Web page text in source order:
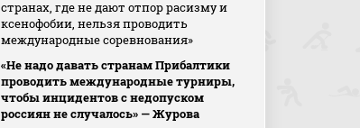
странах, где не дают отпор расизму и
ксенофобии, нельзя проводить
международные соревнования»
«Не надо давать странам Прибалтики
проводить международные турниры,
чтобы инцидентов с недопуском
россиян не случалось» — Журова